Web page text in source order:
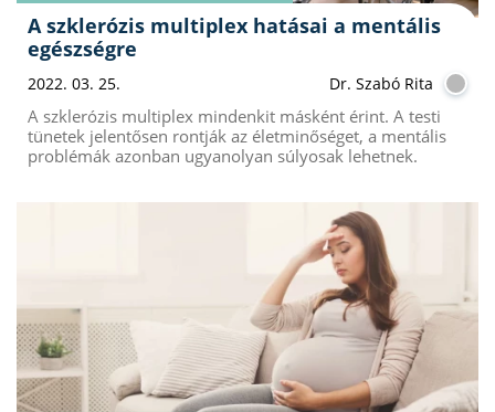
A szklerózis multiplex hatásai a mentális
egészségre
2022. 03. 25. Dr. Szabó Rita
A szklerózis multiplex mindenkit másként érint. A testi
tünetek jelentősen rontják az életminőséget, a mentális
problémák azonban ugyanolyan súlyosak lehetnek.